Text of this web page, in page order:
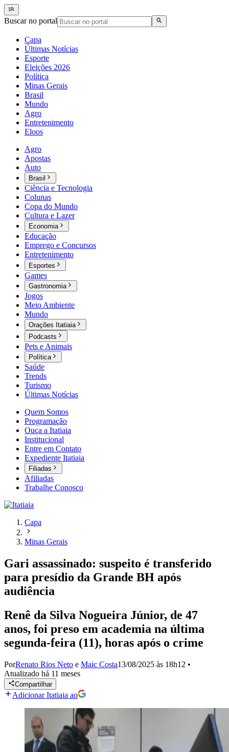
Buscar no portal
Capa
Últimas Notícias
Esporte
Eleições 2026
Política
Minas Gerais
Brasil
Mundo
Agro
Entretenimento
Eloos
Agro
Apostas
Auto
Brasil
Ciência e Tecnologia
Colunas
Copa do Mundo
Cultura e Lazer
Economia
Educação
Emprego e Concursos
Entretenimento
Esportes
Games
Gastronomia
Jogos
Meio Ambiente
Mundo
Orações Itatiaia
Podcasts
Pets e Animais
Política
Saúde
Trends
Turismo
Últimas Notícias
Quem Somos
Programação
Ouça a Itatiaia
Institucional
Entre em Contato
Expediente Itatiaia
Filiadas
Afiliadas
Trabalhe Conosco
Capa
Minas Gerais
Gari assassinado: suspeito é transferido
para presídio da Grande BH após
audiência
Renê da Silva Nogueira Júnior, de 47
anos, foi preso em academia na última
segunda-feira (11), horas após o crime
PorRenato Rios Neto e Maic Costa13/08/2025 às 18h12 •
Atualizado há 11 meses
Compartilhar
Adicionar Itatiaia ao